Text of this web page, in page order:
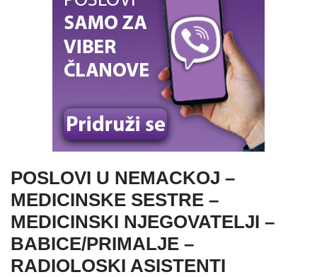
POSLOVI U NEMACKOJ –
MEDICINSKE SESTRE –
MEDICINSKI NJEGOVATELJI –
BABICE/PRIMALJE –
RADIOLOSKI ASISTENTI